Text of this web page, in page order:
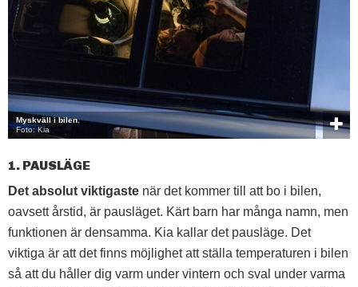
Myskväll i bilen.
Foto: Kia
1. PAUSLÄGE
Det absolut viktigaste när det kommer till att bo i bilen,
oavsett årstid, är pausläget. Kärt barn har många namn, men
funktionen är densamma. Kia kallar det pausläge. Det
viktiga är att det finns möjlighet att ställa temperaturen i bilen
så att du håller dig varm under vintern och sval under varma